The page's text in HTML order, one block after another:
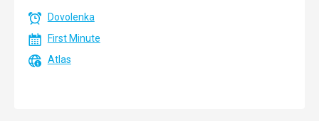
Dovolenka
First Minute
Atlas